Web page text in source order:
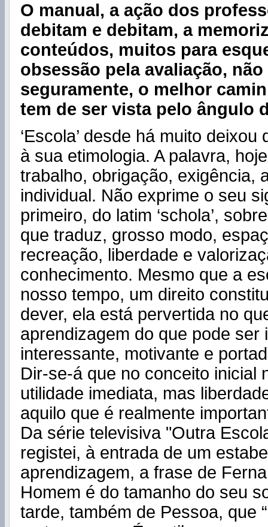
O manual, a ação dos
debitam e debitam, a
conteúdos, muitos para
obsessão pela avaliação, não
seguramente, o melhor
tem de ser vista pelo ângulo
‘Escola’ desde há muito
à sua etimologia. A palavra,
trabalho, obrigação, exigência,
individual. Não exprime o seu
primeiro, do latim ‘schola’,
que traduz, grosso modo,
recreação, liberdade e
conhecimento. Mesmo que a
nosso tempo, um direito
dever, ela está pervertida no
aprendizagem do que pode ser
interessante, motivante e
Dir-se-á que no conceito inicial
utilidade imediata, mas
aquilo que é realmente
Da série televisiva "Outra
registei, à entrada de um
aprendizagem, a frase de
Homem é do tamanho do seu
tarde, também de Pessoa, que